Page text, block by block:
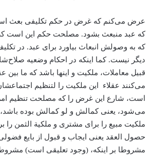
عرض می‌‌کنم که غرض در حکم تکلیفی بعث
که عبد منبعث بشود. مصلحت حکم این است
که به وصولش انبعاث بیاورد برای عبد. در
دیگر نیست. کما اینکه در احکام وضعیه
قبیل معاملات، ملکیت و اینها باشد که ما بین
می‌‌کنند عقلاء این ملکیت را لتنظیم
است، ‌شارع این غرض را که مصلحت تنظیم امر
می‌‌شود، ‌یعنی کمالش و لو کمالش بوده باشد،
‌ملکیت مبیع را برای مشتری و ملکیة الثمن را
حصول العقد یعنی ایجاب و قبول از بایع
مشروطا بر اینکه، ‌(وجود تعلیقی است) ‌مشروطا